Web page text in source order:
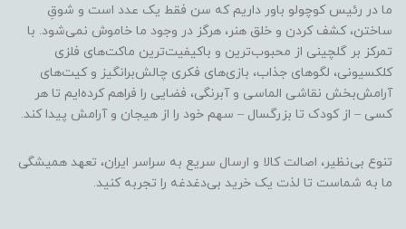
ما در رئیس کوچولو باور داریم که سن فقط یک عدد است و شوقِ
ساختن، کشف کردن و خلق هنر، هرگز در وجود ما خاموش نمی‌شود. با
تمرکز بر گلچینی از محبوب‌ترین و باکیفیت‌ترین ماکت‌های فلزی
کلکسیونی، لگوهای جذاب، بازی‌های فکری چالش‌برانگیز و کیت‌های
آرامش‌بخش نقاشی الماسی و آبرنگی، فضایی را فراهم کرده‌ایم تا هر
کسی – از کودک تا بزرگسال – سهم خود را از هیجان و آرامش پیدا کند.
تنوع بی‌نظیر، اصالت کالا و ارسال سریع به سراسر ایران، تعهد همیشگی
ما به شماست تا لذت یک خرید بی‌دغدغه را تجربه کنید.